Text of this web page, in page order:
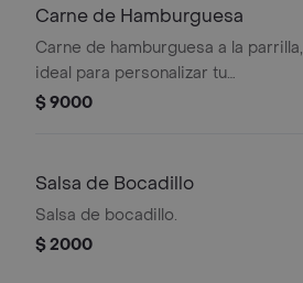
Carne de Hamburguesa
Carne de hamburguesa a la parrilla,
ideal para personalizar tu
hamburguesa.
$ 9000
Salsa de Bocadillo
Salsa de bocadillo.
$ 2000